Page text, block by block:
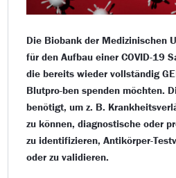
Die Biobank der Medizinischen
für den Aufbau einer COVID-19
die bereits wieder vollständig
Blutpro-ben spenden möchten.
benötigt, um z. B.
zu können, diagnostische oder
zu identifizieren, Antikörper-
oder zu validieren.